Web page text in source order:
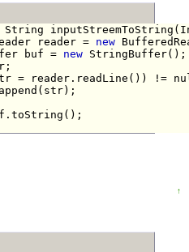
String
reader =
new
buf =
new StringBuffer();
= reader.readLine()) !=
↑